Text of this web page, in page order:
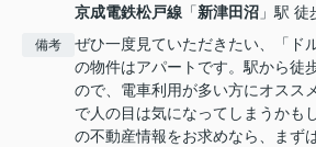
京成電鉄松戸線 「新津田沼 」駅 徒
備考
ぜひ一度見ていただきたい、「ド
の物件はアパートです。駅から徒
ので、電車利用が多い方にオスス
で人の目は気になってしまうかも
の不動産情報をお求めなら、まず